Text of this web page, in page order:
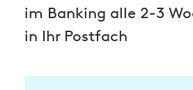
im Banking alle 2-3
in Ihr Postfach